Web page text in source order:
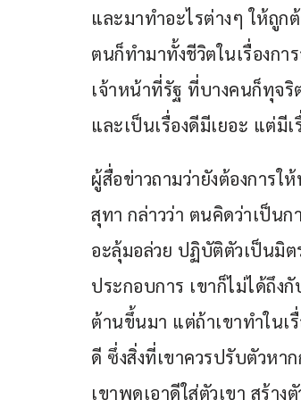
และมาทำอะไรต่างๆ ให้ถูก
ตนก็ทำมาทั้งชีวิตในเรื่องก
เจ้าหน้าที่รัฐ ที่บางคนก็ทุจ
และเป็นเรื่องดีมีเยอะ แต่มี
ผู้สื่อข่าวถามว่ายังต้องการ
สุทา กล่าวว่า ตนคิดว่าเป็น
อะลุ้มอล่วย ปฏิบัติตัวเป็นมิ
ประกอบการ เขาก็ไม่ได้ถึง
ต้านขึ้นมา แต่ถ้าเขาทำในเ
ดี ซึ่งสิ่งที่เขาควรปรับตัวหา
เขาพูดเอาดีใส่ตัวเขา สร้า